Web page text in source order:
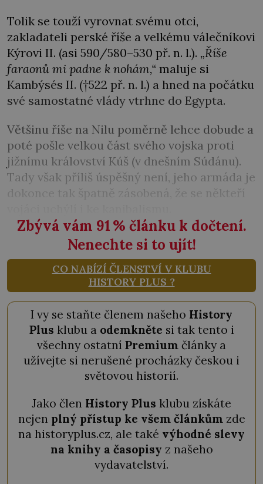
Tolik se touží vyrovnat svému otci,
zakladateli perské říše a velkému válečníkovi
Kýrovi II. (asi 590/580–530 př. n. l.). „Říše
faraonů mi padne k nohám,“ maluje si
Kambýsés II. (†522 př. n. l.) a hned na počátku
své samostatné vlády vtrhne do Egypta.
Většinu říše na Nilu poměrně lehce dobude a
poté pošle velkou část svého vojska proti
jižnímu království Kúš (v dnešním Súdánu).
Tady však příliš úspěšný není, jeho armáda je
dokonce tak špatně zásobená, že se někteří
Zbývá vám 91% článku k dočtení.
Nenechte si to ujít!
CO NABÍZÍ ČLENSTVÍ V KLUBU
HISTORY PLUS ?
I vy se staňte členem našeho History
Plus klubu a odemkněte si tak tento i
všechny ostatní Premium články a
užívejte si nerušené procházky českou i
světovou historií.
Jako člen History Plus klubu získáte
nejen plný přístup ke všem článkůmzde
na historyplus.cz, ale také výhodné slevy
na knihy a časopisy z našeho
vydavatelství.